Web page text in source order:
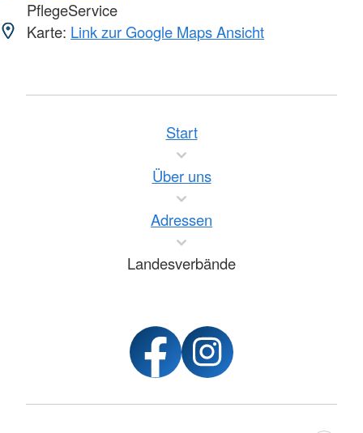
PflegeService
Karte: Link zur Google Maps Ansicht
Start
Über uns
Adressen
Landesverbände